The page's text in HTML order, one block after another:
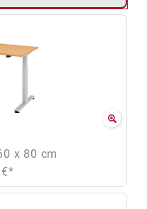
x 80 cm